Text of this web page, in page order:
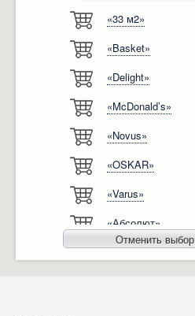
Ліцензії, сертифікати, дипломи
Автоматизація
Модернізація
«33 м2»
«Basket»
«Delight»
«McDonald’s»
«Novus»
«OSKAR»
«Varus»
«Абсолют»
«Агро-Овен»
Отменить выбор